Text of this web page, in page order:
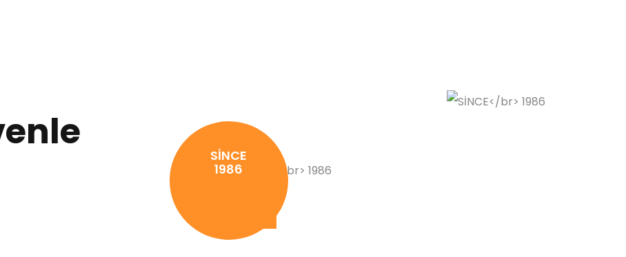
Ankraj
SİNCE
1986